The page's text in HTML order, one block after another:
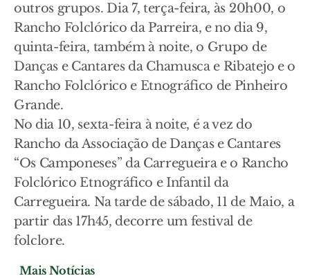
outros grupos. Dia 7, terça-feira, às 20h00, o
Rancho Folclórico da Parreira, e no dia 9,
quinta-feira, também à noite, o Grupo de
Danças e Cantares da Chamusca e Ribatejo e o
Rancho Folclórico e Etnográfico de Pinheiro
Grande.
No dia 10, sexta-feira à noite, é a vez do
Rancho da Associação de Danças e Cantares
“Os Camponeses” da Carregueira e o Rancho
Folclórico Etnográfico e Infantil da
Carregueira. Na tarde de sábado, 11 de Maio, a
partir das 17h45, decorre um festival de
folclore.
Mais Notícias